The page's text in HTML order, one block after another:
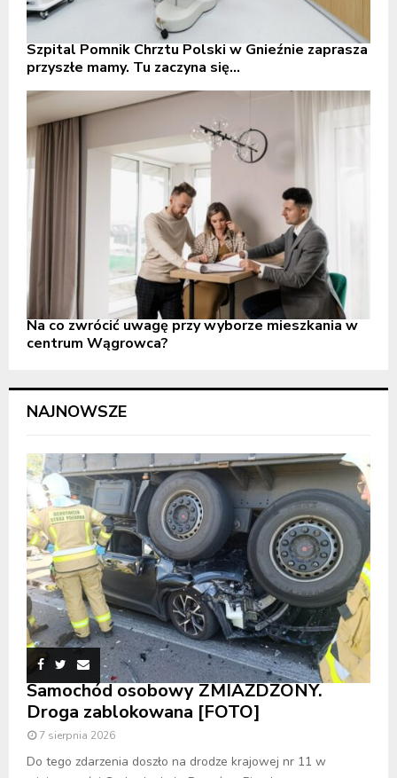
Szpital Pomnik Chrztu Polski w Gnieźnie zaprasza
przyszłe mamy. Tu zaczyna się...
Na co zwrócić uwagę przy wyborze mieszkania w
centrum Wągrowca?
NAJNOWSZE
Samochód osobowy ZMIAŻDŻONY.
Droga zablokowana [FOTO]
7 sierpnia 2026
Do tego zdarzenia doszło na drodze krajowej nr 11 w